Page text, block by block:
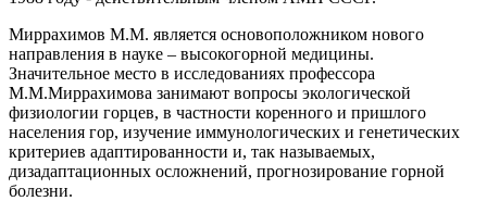
Миррахимов М.М. является основоположником нового
направления в науке – высокогорной медицины.
Значительное место в исследованиях профессора
М.М.Миррахимова занимают вопросы экологической
физиологии горцев, в частности коренного и пришлого
населения гор, изучение иммунологических и генетических
критериев адаптированности и, так называемых,
дизадаптационных осложнений, прогнозирование горной
болезни.